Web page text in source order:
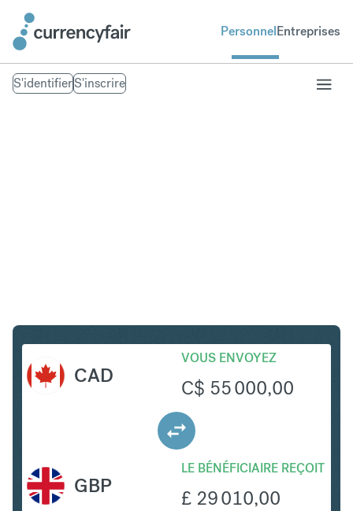
PersonnelEntreprises
S'identifierS'inscrire
CAD
VOUS ENVOYEZ
C$ 55 000,00
LE BÉNÉFICIAIRE REÇOIT
£ 29 010,00
GBP